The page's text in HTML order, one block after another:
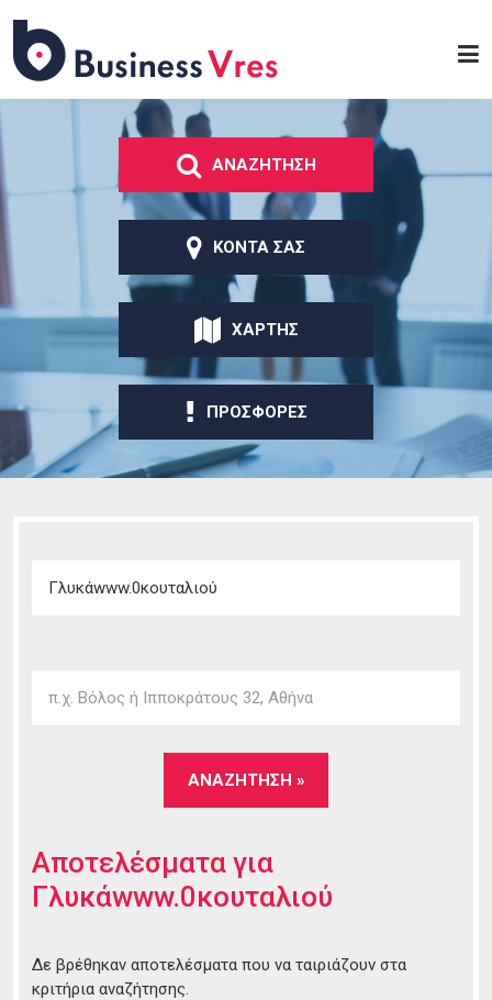
κυρίως περιεχόμενο
Business
ΑΝΑΖΗΤΗΣΗ
ΚΟΝΤΑ ΣΑΣ
ΧΑΡΤΗΣ
ΠΡΟΣΦΟΡΕΣ
Αποτελέσματα για
Γλυκάwww.0κουταλιού
Δε βρέθηκαν αποτελέσματα που να ταιριάζουν στα
κριτήρια αναζήτησης.